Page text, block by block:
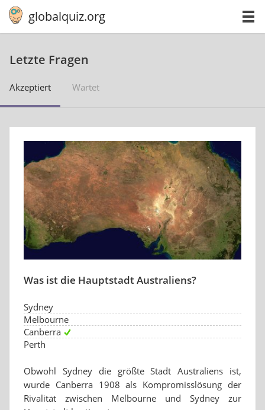
globalquiz.org
Letzte Fragen
Akzeptiert Wartet
Was ist die Hauptstadt Australiens?
Sydney
Melbourne
Canberra
Perth
Obwohl Sydney die größte Stadt Australiens ist,
wurde Canberra 1908 als Kompromisslösung der
Rivalität zwischen Melbourne und Sydney zur